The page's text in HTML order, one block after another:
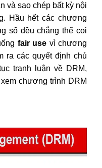
và sao chép bất kỳ nội
Hầu hết các chương
số đều chẳng thể coi
fair use vì chương
ra các quyết định chủ
tranh luận về DRM,
chương trình DRM